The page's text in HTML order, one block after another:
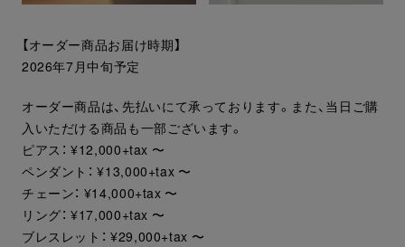
【オーダー商品お届け時期】
2026年7月中旬予定
オーダー商品は、先払いにて承っております。また、当日ご購
入いただける商品も一部ございます。
ピアス： ¥12,000+tax 〜
ペンダント： ¥13,000+tax 〜
チェーン： ¥14,000+tax 〜
リング： ¥17,000+tax 〜
ブレスレット： ¥29,000+tax 〜